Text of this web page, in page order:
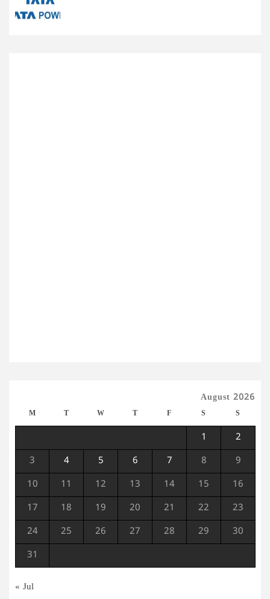
August 2026
M T W T F S S
1 2
3 4 5 6 7 8 9
10 11 12 13 14 15 16
17 18 19 20 21 22 23
24 25 26 27 28 29 30
31
« Jul